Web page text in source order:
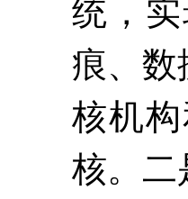
统，
痕、数
核机
核。 二